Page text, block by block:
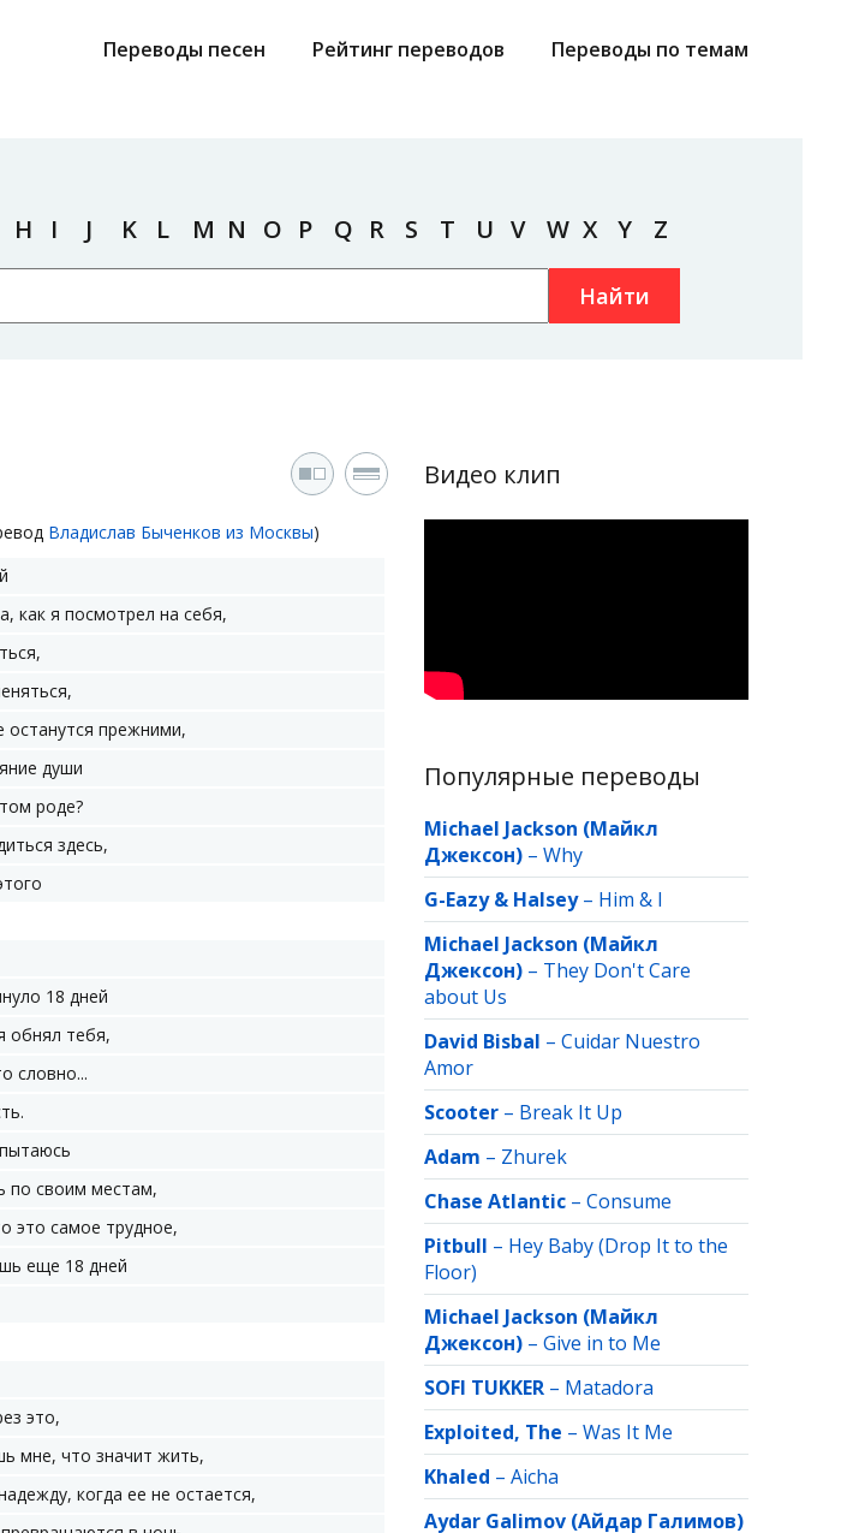
Переводы песен Рейтинг переводов Переводы по темам
H I J K L M N O P Q R S T U V W X Y Z
Найти
Владислав Быченков из Москвы)
как я посмотрел на себя,
останутся прежними,
души
роде?
здесь,
18 дней
обнял тебя,
словно...
по своим местам,
это самое трудное,
еще 18 дней
это,
мне, что значит жить,
когда ее не остается,
Видео клип
Популярные переводы
Michael Jackson (Майкл
Джексон) – Why
G-Eazy & Halsey– Him & I
Michael Jackson (Майкл
Джексон) – They Don't Care
about Us
David Bisbal – Cuidar Nuestro
Amor
Scooter – Break It Up
Adam – Zhurek
Chase Atlantic – Consume
Pitbull – Hey Baby (Drop It to the
Floor)
Michael Jackson (Майкл
Джексон) – Give in to Me
SOFI TUKKER – Matadora
Exploited, The – Was It Me
Khaled – Aicha
Aydar Galimov (Айдар Галимов)